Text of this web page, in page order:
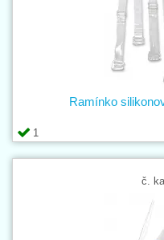
1
Ramínko
č.